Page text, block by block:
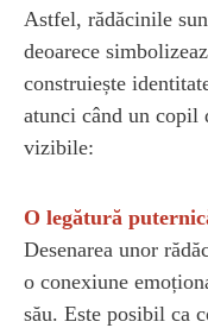
Astfel, rădăcinile
deoarece
construiește
atunci când un copil
vizibile:
O legătură
Desenarea unor
o conexiune
său. Este posibil ca